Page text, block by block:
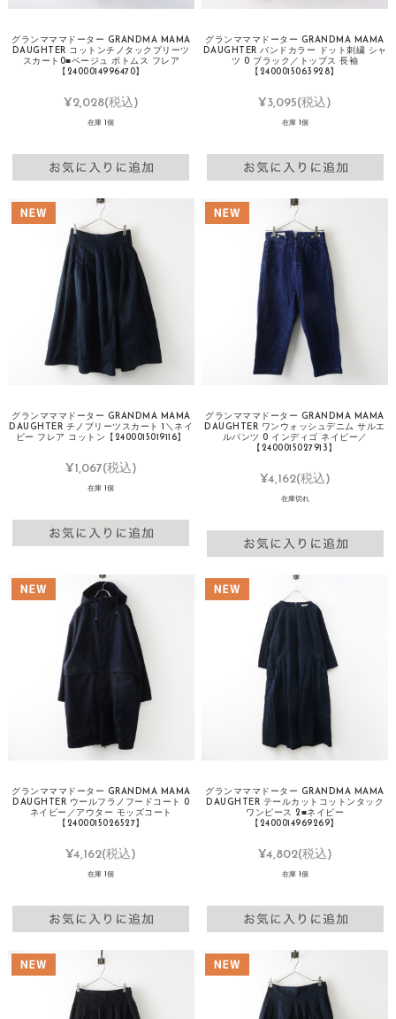
グランマママドーター GRANDMA MAMA
DAUGHTER コットンチノタックプリーツ
スカート0■ベージュ ボトムス フレア
【2400014996470】
¥2,028(税込)
在庫 1個
グランマママドーター GRANDMA MAMA
DAUGHTER バンドカラー ドット刺繍 シャ
ツ 0 ブラック／トップス 長袖
【2400015063928】
¥3,095(税込)
在庫 1個
グランマママドーター GRANDMA MAMA
DAUGHTER チノプリーツスカート 1＼ネイ
ビー フレア コットン【2400015019116】
¥1,067(税込)
在庫 1個
グランマママドーター GRANDMA MAMA
DAUGHTER ワンウォッシュデニム サルエ
ルパンツ 0 インディゴ ネイビー／
【2400015027913】
¥4,162(税込)
在庫切れ
グランマママドーター GRANDMA MAMA
DAUGHTER ウールフラノフードコート 0
ネイビー／アウター モッズコート
【2400015026527】
¥4,162(税込)
在庫 1個
グランマママドーター GRANDMA MAMA
DAUGHTER テールカットコットンタック
ワンピース 2■ネイビー
【2400014969269】
¥4,802(税込)
在庫 1個